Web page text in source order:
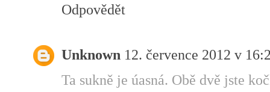
Odpovědět
Unknown 12. července 2012 v
Ta sukně je úasná. Obě dvě jste